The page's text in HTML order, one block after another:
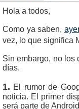
Hola a todos,
Como ya saben,
vez, lo que significa
Sin embargo, no los
días.
1. El rumor de
noticia. El primer
será parte de